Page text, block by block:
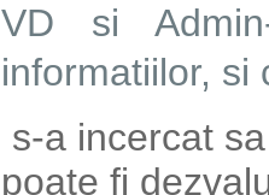
VD si
informatiilor, si
s-a incercat
poate fi